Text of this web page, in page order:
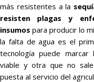
más resistentes a la
resisten plagas y
insumos para producir lo
la falta de agua es el
tecnología puede
viable y otra que no sale
puesta al servicio del